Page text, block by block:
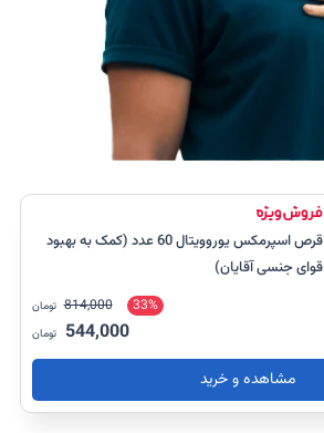
قرص اسپرمکس یوروویتال 60 عدد (کمک به بهبود
قوای جنسی آقایان)
33%
814,000 تومان
544,000 تومان
مشاهده و خرید